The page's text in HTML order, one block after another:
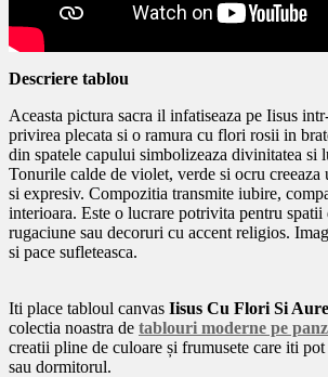
Descriere tablou
Aceasta pictura sacra il infatiseaza pe Iisus
privirea plecata si o ramura cu flori rosii in
din spatele capului simbolizeaza divinitatea si
Tonurile calde de violet, verde si ocru creeaza
si expresiv. Compozitia transmite iubire,
interioara. Este o lucrare potrivita pentru spatii
rugaciune sau decoruri cu accent religios.
si pace sufleteasca.
Iti place tabloul canvas Iisus Cu Flori Si
colectia noastra de tablouri moderne pe
creatii pline de culoare și frumusete care iti
sau dormitorul.